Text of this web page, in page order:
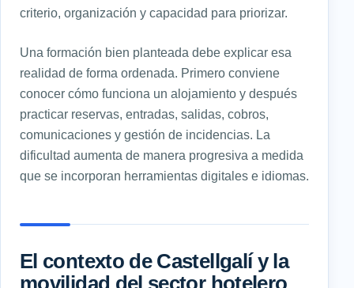
criterio, organización y capacidad para priorizar.
Una formación bien planteada debe explicar esa
realidad de forma ordenada. Primero conviene
conocer cómo funciona un alojamiento y después
practicar reservas, entradas, salidas, cobros,
comunicaciones y gestión de incidencias. La
dificultad aumenta de manera progresiva a medida
que se incorporan herramientas digitales e idiomas.
El contexto de Castellgalí y la
movilidad del sector hotelero